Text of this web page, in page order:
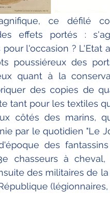
ce défilé
effets portés :
l'occasion ? L'Etat
poussiéreux des
quant à la
des copies de
tant pour les textiles
côtés des marins,
par le quotidien "Le
des
chasseurs à
des militaires de
(légionnaires,